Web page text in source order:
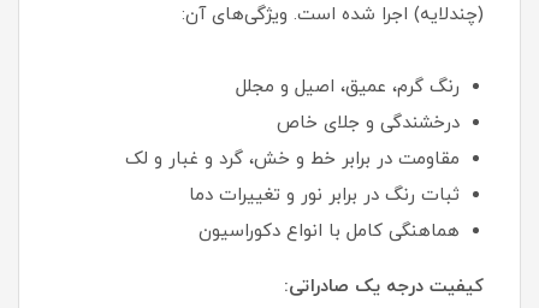
(چندلایه) اجرا شده است. ویژگی‌های آن:
رنگ گرم، عمیق، اصیل و مجلل
درخشندگی و جلای خاص
مقاومت در برابر خط و خش، گرد و غبار و لک
ثبات رنگ در برابر نور و تغییرات دما
هماهنگی کامل با انواع دکوراسیون
کیفیت درجه یک صادراتی: